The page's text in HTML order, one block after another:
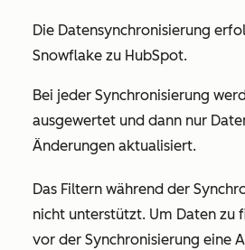
Die Datensynchronisierung
Snowflake zu HubSpot.
Bei jeder Synchronisierung
ausgewertet und dann nur
Änderungen aktualisiert.
Das Filtern während der
nicht unterstützt. Um Daten zu
vor der Synchronisierung eine